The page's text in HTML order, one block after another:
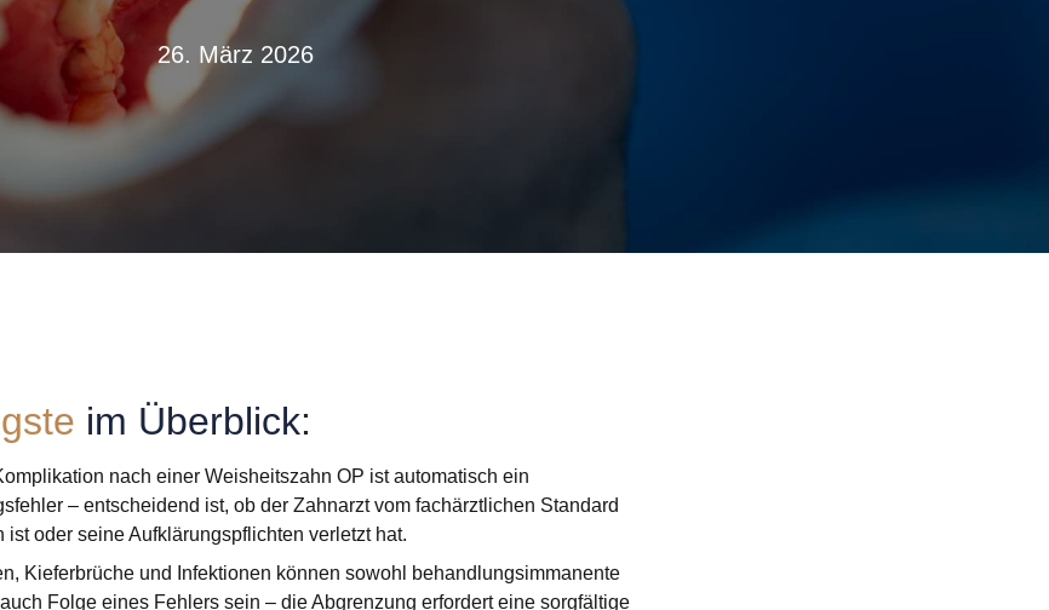
26. März 2026
im Überblick:
nach einer Weisheitszahn OP ist automatisch ein
– entscheidend ist, ob der Zahnarzt vom fachärztlichen Standard
ist oder seine Aufklärungspflichten verletzt hat.
Kieferbrüche und Infektionen können sowohl behandlungsimmanente
Folge eines Fehlers sein – die Abgrenzung erfordert eine sorgfältige